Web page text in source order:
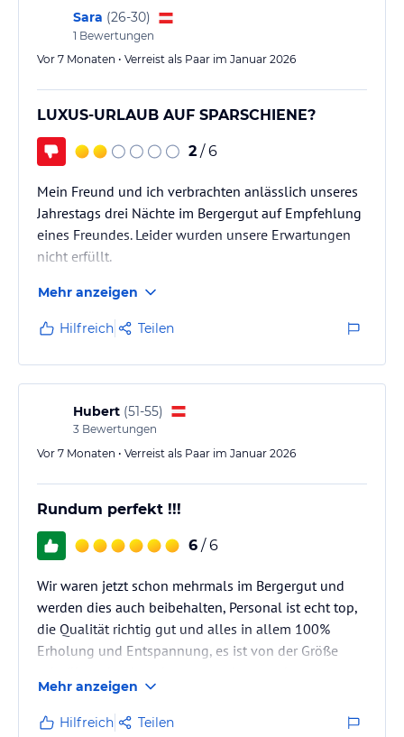
Sara (26-30)
1 Bewertungen
Vor 7 Monaten • Verreist als Paar im Januar 2026
LUXUS-URLAUB AUF SPARSCHIENE?
2 / 6
Mein Freund und ich verbrachten anlässlich unseres
Jahrestags drei Nächte im Bergergut auf Empfehlung
eines Freundes. Leider wurden unsere Erwartungen
nicht erfüllt.
Der Empfang war freundlich, wir konnten sogar eine
Stunde früher einchecken. Die Naturspiel Suite war
sehr schön, allerdings funktionierten mehrere
Zimmerfunktionen (Handtuchtrockner, Föhn, einige
Lichter) nicht. Eine Mitarbeiterin konnte nicht helfen
und verwies darauf, dass der Techniker erst in zwei
Tagen verfügbar sei. Eine Lösung wurde nicht…
Mehr anzeigen
Hilfreich Teilen
Hubert (51-55)
3 Bewertungen
Vor 7 Monaten • Verreist als Paar im Januar 2026
Rundum perfekt !!!
6 / 6
Wir waren jetzt schon mehrmals im Bergergut und
werden dies auch beibehalten, Personal ist echt top,
die Qualität richtig gut und alles in allem 100%
Erholung und Entspannung, es ist von der Größe
Man fühlt sich im Bergergut wie in einer größeren
Familie und dass sollte doch Urlaub und
Mehr anzeigen
Hilfreich Teilen